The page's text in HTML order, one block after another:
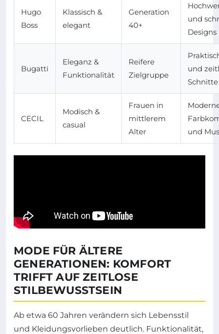
Hugo
Boss
Klassisch &
elegant
Generation
40+
und
Designs
Bugatti
Eleganz &
Funktionalität
Reifere
Zielgruppe
und
Schnitte
CECIL
Modisch &
casual
Frauen in
mittlerem
Alter
und
MODE FÜR ÄLTERE
GENERATIONEN: KOMFORT
TRIFFT AUF ZEITLOSE
STILBEWUSSTSEIN
Ab etwa 60 Jahren verändern sich Lebensstil
und Kleidungsvorlieben deutlich. Funktionalität,